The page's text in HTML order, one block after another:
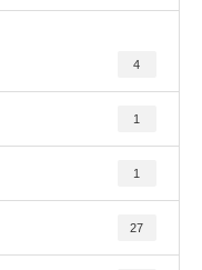
4
1
1
27